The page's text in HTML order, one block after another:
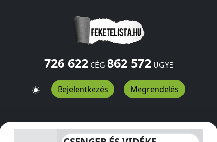
726 622CÉG 862 572ÜGYE
Bejelentkezés Megrendelés
CSENGER ÉS VIDÉKE ÁLTALÁNOS FOGYASZTÁSI ÉS